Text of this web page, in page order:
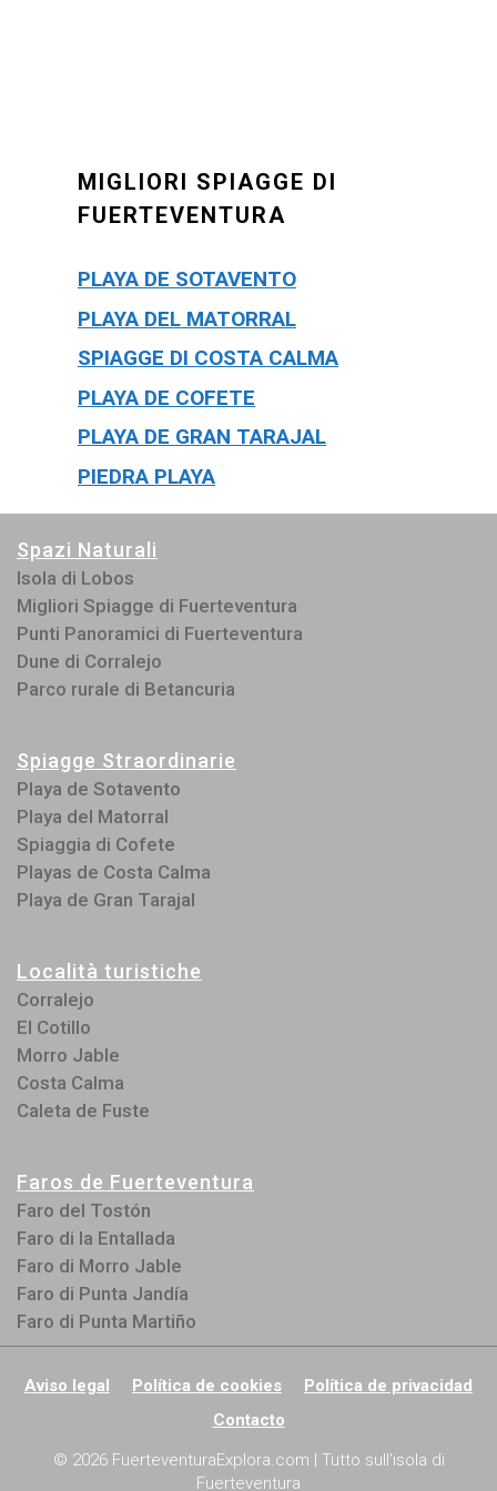
MIGLIORI SPIAGGE DI
FUERTEVENTURA
PLAYA DE SOTAVENTO
PLAYA DEL MATORRAL
SPIAGGE DI COSTA CALMA
PLAYA DE COFETE
PLAYA DE GRAN TARAJAL
PIEDRA PLAYA
Spazi Naturali
Isola di Lobos
Migliori Spiagge di Fuerteventura
Punti Panoramici di Fuerteventura
Dune di Corralejo
Parco rurale di Betancuria
Spiagge Straordinarie
Playa de Sotavento
Playa del Matorral
Spiaggia di Cofete
Playas de Costa Calma
Playa de Gran Tarajal
Località turistiche
Corralejo
El Cotillo
Morro Jable
Costa Calma
Caleta de Fuste
Faros de Fuerteventura
Faro del Tostón
Faro di la Entallada
Faro di Morro Jable
Faro di Punta Jandía
Faro di Punta Martiño
Aviso legal Política de cookies
Política de privacidad
Contacto
© 2026 FuerteventuraExplora.com | Tutto sull'isola di
Fuerteventura